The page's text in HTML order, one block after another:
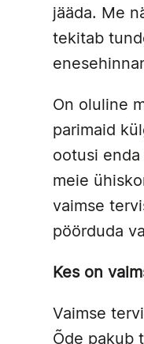
jääda. Me
tekitab
On oluline
parimaid
ootusi
meie
vaimse
pöörduda
Kes on
Vaimse
Õde pakub